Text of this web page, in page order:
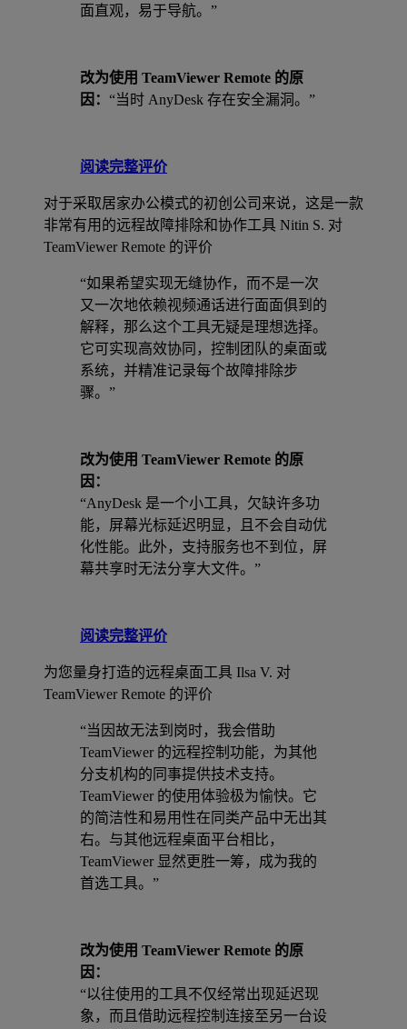
面直观，易于导航。”
改为使用 TeamViewer Remote 的原
因： “当时 AnyDesk 存在安全漏洞。”
阅读完整评价
对于采取居家办公模式的初创公司来说，这是一款
非常有用的远程故障排除和协作工具 Nitin S. 对
TeamViewer Remote 的评价
“如果希望实现无缝协作，而不是一次
又一次地依赖视频通话进行面面俱到的
解释，那么这个工具无疑是理想选择。
它可实现高效协同，控制团队的桌面或
系统，并精准记录每个故障排除步
骤。”
改为使用 TeamViewer Remote 的原
因：
“AnyDesk 是一个小工具，欠缺许多功
能，屏幕光标延迟明显，且不会自动优
化性能。此外，支持服务也不到位，屏
幕共享时无法分享大文件。”
阅读完整评价
为您量身打造的远程桌面工具 Ilsa V. 对
TeamViewer Remote 的评价
“当因故无法到岗时，我会借助
TeamViewer 的远程控制功能，为其他
分支机构的同事提供技术支持。
TeamViewer 的使用体验极为愉快。它
的简洁性和易用性在同类产品中无出其
右。与其他远程桌面平台相比，
TeamViewer 显然更胜一筹，成为我的
首选工具。”
改为使用 TeamViewer Remote 的原
因：
“以往使用的工具不仅经常出现延迟现
象，而且借助远程控制连接至另一台设